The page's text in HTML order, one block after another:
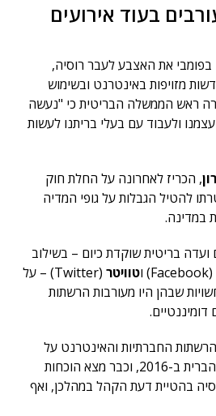
בעוד אירועים
את האצבע לעבר רוסיה,
מזויפות באינטרנט ובשימוש
ראש הממשלה הבריטית כי "נעשה
ולעבוד עם בעלי בריתנו לעשות
, הכריז לאחרונה על החלת חוק
להטיל הגבלות על גופי המדיה
במדינה.
בריטית שוקדת כיום – בשילוב
(Facebook) ו טוויטר
(Twitter) – על
שבהן היו מעורבות הרשתות
החברתיות והאינטרנט על
הבחירות לנשיאות ארצות הברית ב-2016, וכבר מצא הוכחות
בהטיית דעת הקהל במהלכן, ואף